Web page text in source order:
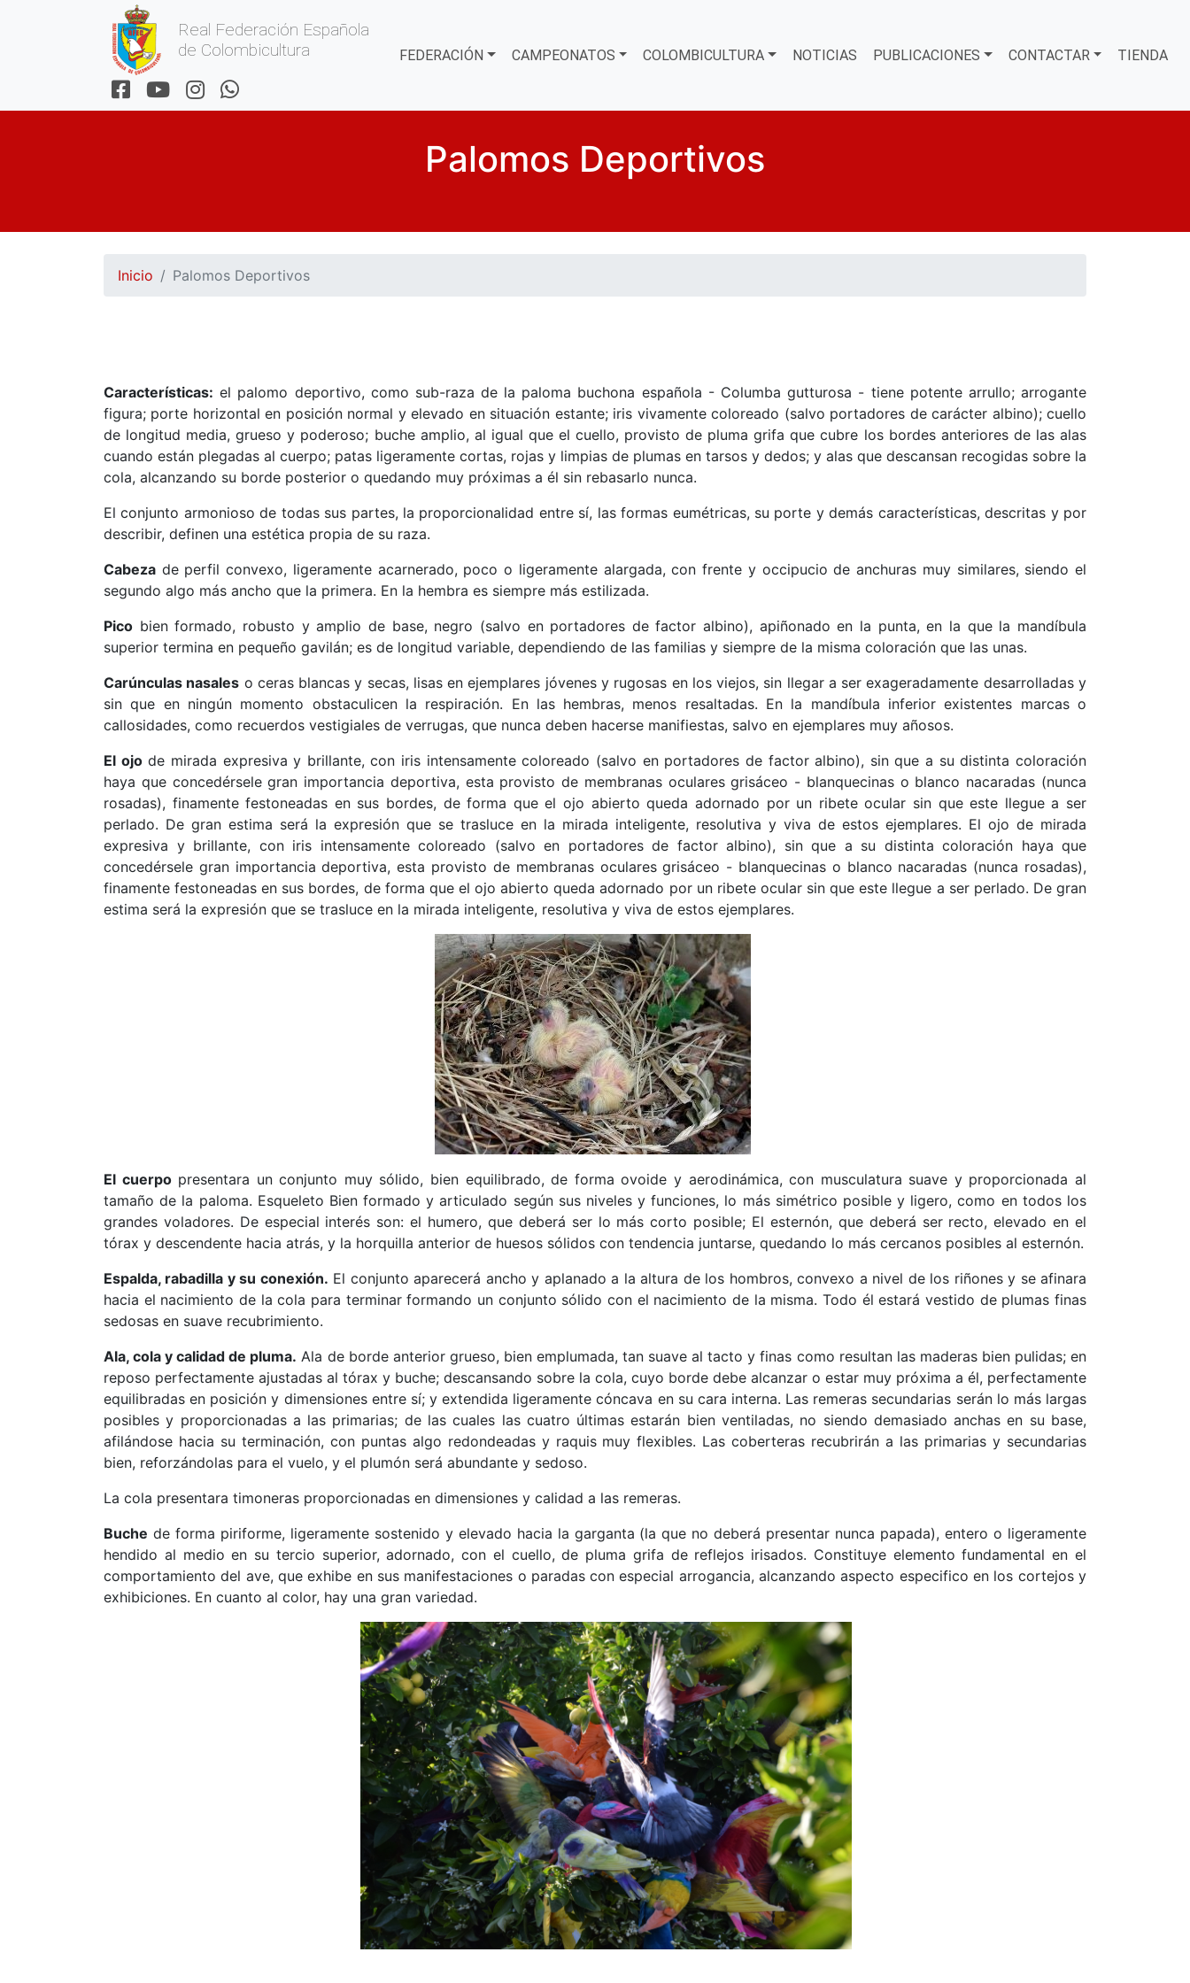
Real Federación Española
de Colombicultura
FEDERACIÓN CAMPEONATOS COLOMBICULTURA NOTICIAS PUBLICACIONES CONTACTAR TIENDA
Palomos Deportivos
Inicio Palomos Deportivos
Características: el palomo deportivo, como sub-raza de la paloma buchona española - Columba gutturosa - tiene potente arrullo; arrogante
figura; porte horizontal en posición normal y elevado en situación estante; iris vivamente coloreado (salvo portadores de carácter albino); cuello
de longitud media, grueso y poderoso; buche amplio, al igual que el cuello, provisto de pluma grifa que cubre los bordes anteriores de las alas
cuando están plegadas al cuerpo; patas ligeramente cortas, rojas y limpias de plumas en tarsos y dedos; y alas que descansan recogidas sobre la
cola, alcanzando su borde posterior o quedando muy próximas a él sin rebasarlo nunca.
El conjunto armonioso de todas sus partes, la proporcionalidad entre sí, las formas eumétricas, su porte y demás características, descritas y por
describir, definen una estética propia de su raza.
Cabeza de perfil convexo, ligeramente acarnerado, poco o ligeramente alargada, con frente y occipucio de anchuras muy similares, siendo el
segundo algo más ancho que la primera. En la hembra es siempre más estilizada.
Pico bien formado, robusto y amplio de base, negro (salvo en portadores de factor albino), apiñonado en la punta, en la que la mandíbula
superior termina en pequeño gavilán; es de longitud variable, dependiendo de las familias y siempre de la misma coloración que las unas.
Carúnculas nasales o ceras blancas y secas, lisas en ejemplares jóvenes y rugosas en los viejos, sin llegar a ser exageradamente desarrolladas y
sin que en ningún momento obstaculicen la respiración. En las hembras, menos resaltadas. En la mandíbula inferior existentes marcas o
callosidades, como recuerdos vestigiales de verrugas, que nunca deben hacerse manifiestas, salvo en ejemplares muy añosos.
El ojode mirada expresiva y brillante, con iris intensamente coloreado (salvo en portadores de factor albino), sin que a su distinta coloración
haya que concedérsele gran importancia deportiva, esta provisto de membranas oculares grisáceo - blanquecinas o blanco nacaradas (nunca
rosadas), finamente festoneadas en sus bordes, de forma que el ojo abierto queda adornado por un ribete ocular sin que este llegue a ser
perlado. De gran estima será la expresión que se trasluce en la mirada inteligente, resolutiva y viva de estos ejemplares. El ojo de mirada
expresiva y brillante, con iris intensamente coloreado (salvo en portadores de factor albino), sin que a su distinta coloración haya que
concedérsele gran importancia deportiva, esta provisto de membranas oculares grisáceo - blanquecinas o blanco nacaradas (nunca rosadas),
finamente festoneadas en sus bordes, de forma que el ojo abierto queda adornado por un ribete ocular sin que este llegue a ser perlado. De gran
estima será la expresión que se trasluce en la mirada inteligente, resolutiva y viva de estos ejemplares.
El cuerpopresentara un conjunto muy sólido, bien equilibrado, de forma ovoide y aerodinámica, con musculatura suave y proporcionada al
tamaño de la paloma. Esqueleto Bien formado y articulado según sus niveles y funciones, lo más simétrico posible y ligero, como en todos los
grandes voladores. De especial interés son: el humero, que deberá ser lo más corto posible; El esternón, que deberá ser recto, elevado en el
tórax y descendente hacia atrás, y la horquilla anterior de huesos sólidos con tendencia juntarse, quedando lo más cercanos posibles al esternón.
Espalda, rabadilla y su conexión. El conjunto aparecerá ancho y aplanado a la altura de los hombros, convexo a nivel de los riñones y se afinara
hacia el nacimiento de la cola para terminar formando un conjunto sólido con el nacimiento de la misma. Todo él estará vestido de plumas finas
sedosas en suave recubrimiento.
Ala, cola y calidad de pluma. Ala de borde anterior grueso, bien emplumada, tan suave al tacto y finas como resultan las maderas bien pulidas; en
reposo perfectamente ajustadas al tórax y buche; descansando sobre la cola, cuyo borde debe alcanzar o estar muy próxima a él, perfectamente
equilibradas en posición y dimensiones entre sí; y extendida ligeramente cóncava en su cara interna. Las remeras secundarias serán lo más largas
posibles y proporcionadas a las primarias; de las cuales las cuatro últimas estarán bien ventiladas, no siendo demasiado anchas en su base,
afilándose hacia su terminación, con puntas algo redondeadas y raquis muy flexibles. Las coberteras recubrirán a las primarias y secundarias
bien, reforzándolas para el vuelo, y el plumón será abundante y sedoso.
La cola presentara timoneras proporcionadas en dimensiones y calidad a las remeras.
Buche de forma piriforme, ligeramente sostenido y elevado hacia la garganta (la que no deberá presentar nunca papada), entero o ligeramente
hendido al medio en su tercio superior, adornado, con el cuello, de pluma grifa de reflejos irisados. Constituye elemento fundamental en el
comportamiento del ave, que exhibe en sus manifestaciones o paradas con especial arrogancia, alcanzando aspecto especifico en los cortejos y
exhibiciones. En cuanto al color, hay una gran variedad.